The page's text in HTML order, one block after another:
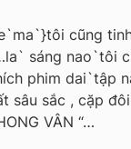
cũng
sáng nao`tôi
phim dai`tập
sâu sắc , cặp
VÂN “…